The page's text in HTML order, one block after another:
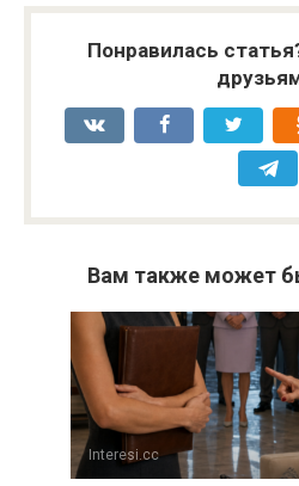
Понравилась
Вам также может
Interesi.cc